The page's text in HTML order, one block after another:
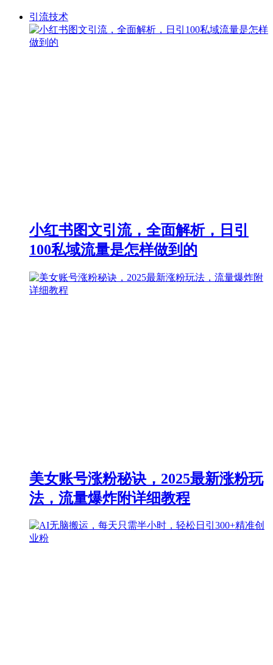
引流技术
小红书图文引流，全面解析，日引
100私域流量是怎样做到的
美女账号涨粉秘诀，2025最新涨粉玩
法，流量爆炸附详细教程